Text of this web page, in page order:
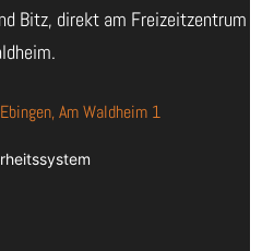
Bitz, direkt am Freizeitzentrum
Am Waldheim 1